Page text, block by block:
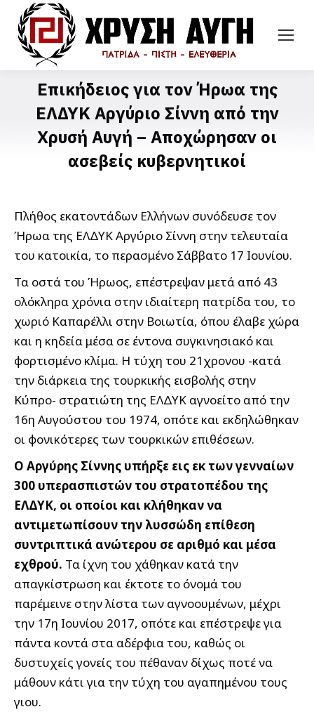
Επικήδειος για τον Ήρωα της
ΕΛΔΥΚ Αργύριο Σίννη από την
Χρυσή Αυγή – Αποχώρησαν οι
ασεβείς κυβερνητικοί
Πλήθος εκατοντάδων Ελλήνων συνόδευσε τον
Ήρωα της ΕΛΔΥΚ Αργύριο Σίννη στην τελευταία
του κατοικία, το περασμένο Σάββατο 17 Ιουνίου.
Τα οστά του Ήρωος, επέστρεψαν μετά από 43
ολόκληρα χρόνια στην ιδιαίτερη πατρίδα του, το
χωριό Καπαρέλλι στην Βοιωτία, όπου έλαβε χώρα
και η κηδεία μέσα σε έντονα συγκινησιακό και
φορτισμένο κλίμα. Η τύχη του 21χρονου -κατά
την διάρκεια της τουρκικής εισβολής στην
Κύπρο- στρατιώτη της ΕΛΔΥΚ αγνοείτο από την
16η Αυγούστου του 1974, οπότε και εκδηλώθηκαν
οι φονικότερες των τουρκικών επιθέσεων.
Ο Αργύρης Σίννης υπήρξε εις εκ των γενναίων
300 υπερασπιστών του στρατοπέδου της
ΕΛΔΥΚ, οι οποίοι και κλήθηκαν να
αντιμετωπίσουν την λυσσώδη επίθεση
συντριπτικά ανώτερου σε αριθμό και μέσα
εχθρού. Τα ίχνη του χάθηκαν κατά την
απαγκίστρωση και έκτοτε το όνομά του
παρέμεινε στην λίστα των αγνοουμένων, μέχρι
την 17η Ιουνίου 2017, οπότε και επέστρεψε για
πάντα κοντά στα αδέρφια του, καθώς οι
δυστυχείς γονείς του πέθαναν δίχως ποτέ να
μάθουν κάτι για την τύχη του αγαπημένου τους
γιου.